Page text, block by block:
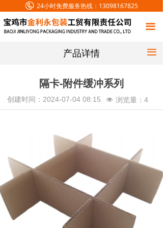
끀
首页
关于我们
新闻中心
24小时免费服务热线： 13098167825
产品详情 끀
隔卡-附件缓冲系列
创建时间： 2024-07-04 08:15 넶 浏览量： 4